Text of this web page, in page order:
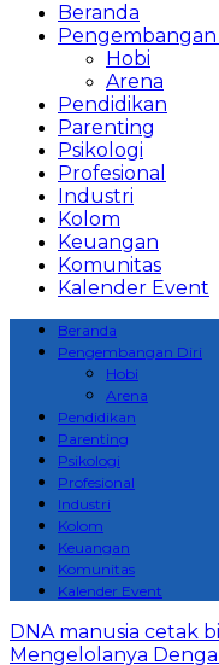
Beranda
Pengembangan
Hobi
Arena
Pendidikan
Parenting
Psikologi
Profesional
Industri
Kolom
Keuangan
Komunitas
Kalender Event
Beranda
Pengembangan Diri
Hobi
Arena
Pendidikan
Parenting
Psikologi
Profesional
Industri
Kolom
Keuangan
Komunitas
Kalender Event
DNA manusia cetak
Mengelolanya